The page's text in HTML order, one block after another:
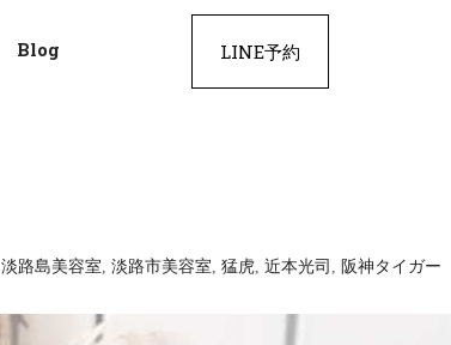
Blog LINE予約
淡路島美容室, 淡路市美容室, 猛虎, 近本光司 , 阪神タイガー